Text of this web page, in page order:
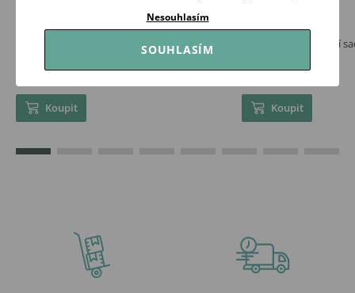
Little Dutch Kreativní sada XL Jim & Friends
Koupit
Little Dutch Kreativní
Koupit
Nesouhlasím
SOUHLASÍM